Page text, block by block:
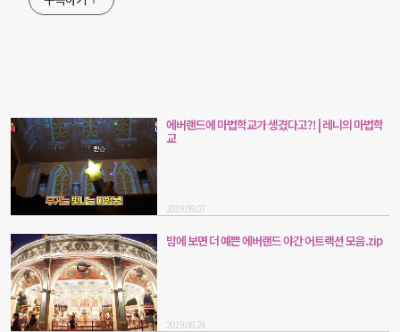
에버랜드에 마법학교가 생겼다고?! | 레니의 마법학
교
2019.09.07
밤에 보면 더 예쁜 에버랜드 야간 어트랙션 모음.zip
2019.08.24